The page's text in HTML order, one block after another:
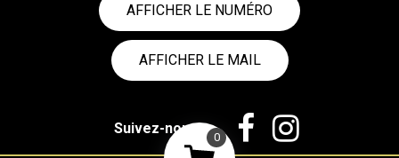
0
AFFICHER LE NUMÉRO
AFFICHER LE MAIL
Suivez-nous